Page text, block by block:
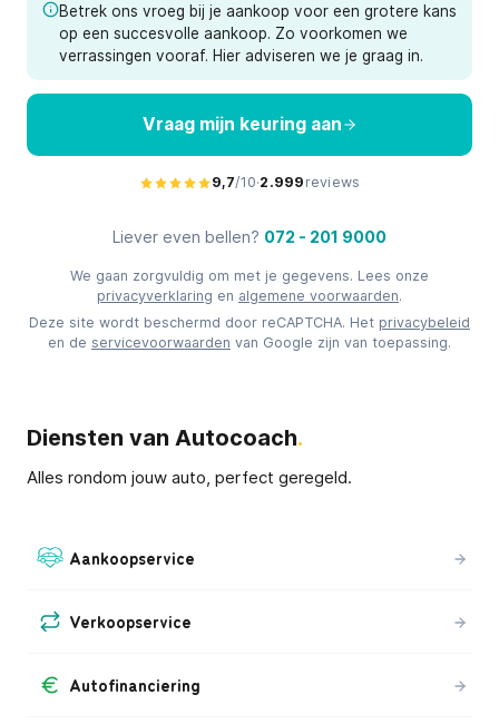
Betrek ons vroeg bij je aankoop voor een grotere kans
op een succesvolle aankoop. Zo voorkomen we
verrassingen vooraf. Hier adviseren we je graag in.
Vraag mijn keuring aan
9,7/10·2.999 reviews
Liever even bellen? 072 - 201 9000
We gaan zorgvuldig om met je gegevens. Lees onze
privacyverklaring en algemene voorwaarden.
Deze site wordt beschermd door reCAPTCHA. Het privacybeleid
en de servicevoorwaarden van Google zijn van toepassing.
Diensten van Autocoach.
Alles rondom jouw auto, perfect geregeld.
Aankoopservice
Verkoopservice
Autofinanciering